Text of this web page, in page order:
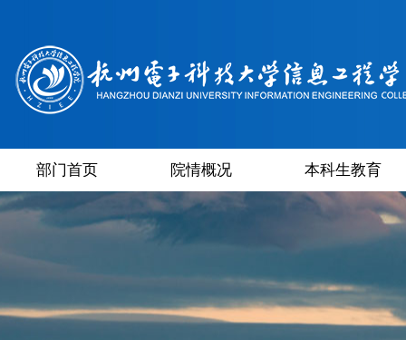
部门首页 院情概况 本科生教育